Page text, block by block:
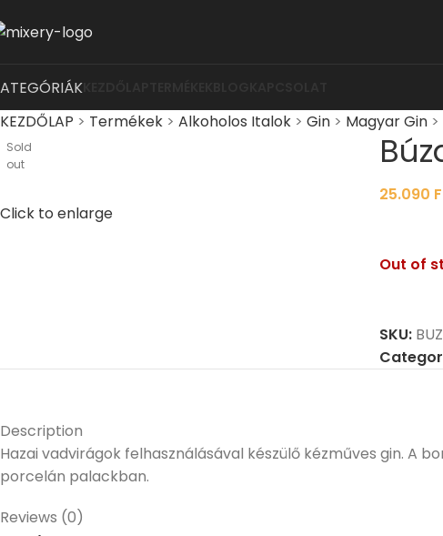
KEZDŐLAP > Termékek > Alkoholos Italok > Gin > Magyar Gin >
Sold
out
Click to enlarge
25.090
Out of
SKU:
Description
Hazai vadvirágok felhasználásával készülő kézműves gin. A
porcelán palackban.
Reviews (0)